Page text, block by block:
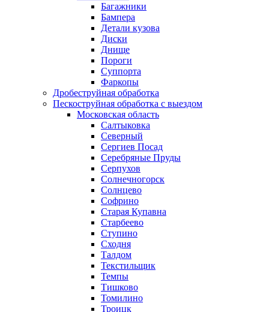
Багажники
Бампера
Детали кузова
Диски
Днище
Пороги
Суппорта
Фаркопы
Дробеструйная обработка
Пескоструйная обработка с выездом
Московская область
Салтыковка
Северный
Сергиев Посад
Серебряные Пруды
Серпухов
Солнечногорск
Солнцево
Софрино
Старая Купавна
Старбеево
Ступино
Сходня
Талдом
Текстильщик
Темпы
Тишково
Томилино
Троицк